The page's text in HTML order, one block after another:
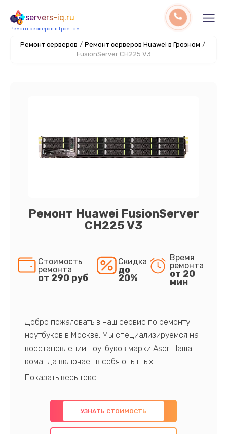
servers-iq.ru
Ремонт серверов в Грозном
Ремонт серверов / Ремонт серверов Huawei в Грозном /
FusionServer CH225 V3
Ремонт Huawei FusionServer
CH225 V3
Стоимость
ремонта
от 290 руб
Скидка
до
20%
Время
ремонта
от 20
мин
Добро пожаловать в наш сервис по ремонту
ноутбуков в Москве. Мы специализируемся на
восстановлении ноутбуков марки Aser. Наша
команда включает в себя опытных
профессионалов с обширными знаниями и
предлагаем быстрый и качественный ремонт с
использованием оригинальных компонентов, а
также гарантируем качество всех
УЗНАТЬ СТОИМОСТЬ